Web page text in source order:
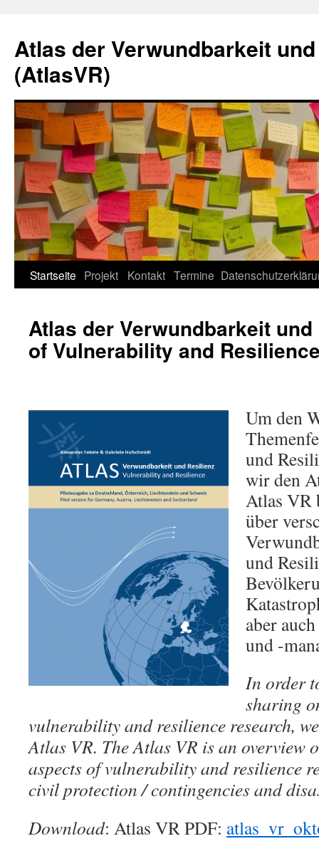
springen
Atlas der Verwundbarkeit
(AtlasVR)
Startseite Projekt Kontakt Termine
Atlas der Verwundbarkeit
of Vulnerability and
Um den
und
wir den
Atlas VR
über
und
aber
und -
In order
sharing
vulnerability and resilience research,
Atlas VR. The Atlas VR is an overview
aspects of vulnerability and resilience
civil protection / contingencies and
Download: Atlas VR PDF: